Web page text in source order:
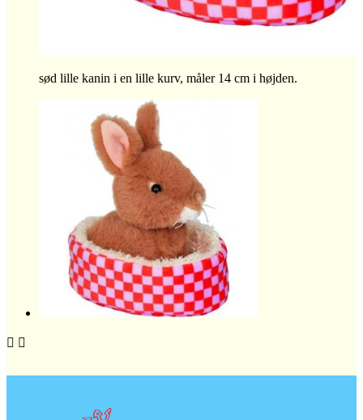
sød lille kanin i en lille kurv, måler 14 cm i højden.
 